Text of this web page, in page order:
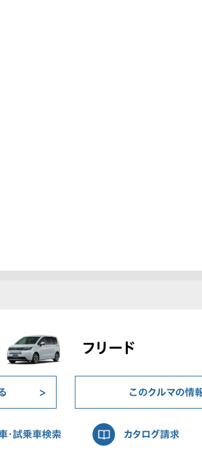
フリード
このクルマの情
・試乗車検索 カタログ請求